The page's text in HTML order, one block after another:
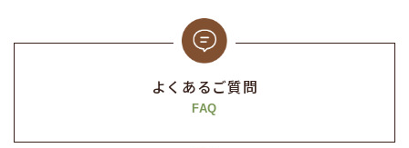
よくあるご質問
FAQ